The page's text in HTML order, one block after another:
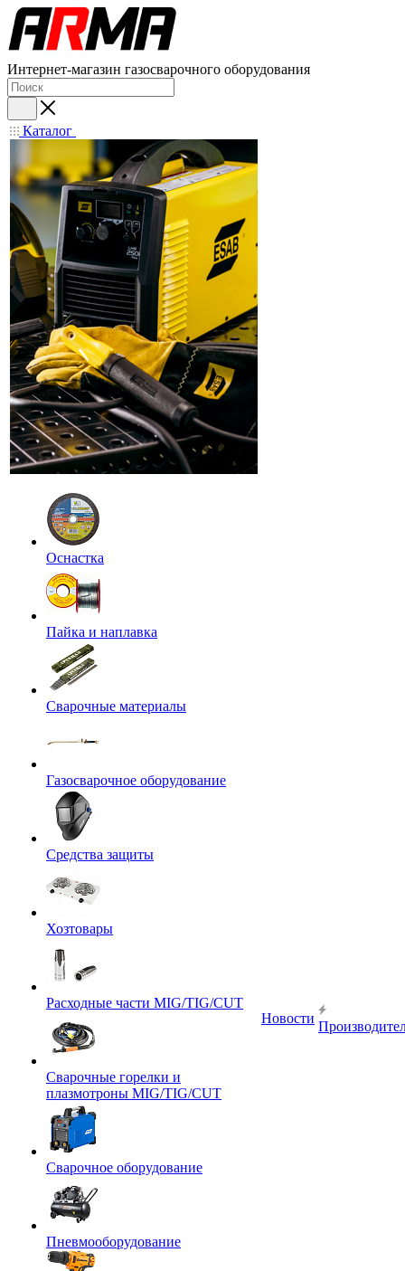
Интернет-магазин газосварочного оборудования
Каталог
Оснастка
Пайка и наплавка
Сварочные материалы
Газосварочное оборудование
Средства защиты
Хозтовары
Расходные части MIG/TIG/CUT
Сварочные горелки и
плазмотроны MIG/TIG/CUT
Сварочное оборудование
Пневмооборудование
Новости